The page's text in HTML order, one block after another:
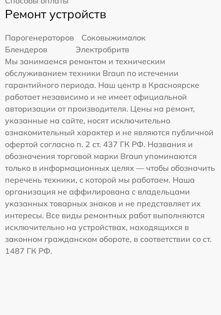
Ремонт устройств
Парогенераторов
Соковыжималок
Блендеров
Электробритв
Мы занимаемся ремонтом и техническим
обслуживанием техники Braun по истечении
гарантийного периода. Наш центр в Красноярске
работает независимо и не имеет официальной
авторизации от производителя. Цены на ремонт,
указанные на сайте, носят исключительно
ознакомительный характер и не являются публичной
офертой согласно п. 2 ст. 437 ГК РФ. Названия и
обозначения торговой марки Braun упоминаются
только в информационных целях — чтобы обозначить
перечень техники, с которой мы работаем. Наша
организация не аффилирована с владельцами
указанных товарных знаков и не представляет их
интересы. Все виды ремонтных работ выполняются
исключительно на устройствах, находящихся в
законном гражданском обороте, в соответствии со ст.
1487 ГК РФ.